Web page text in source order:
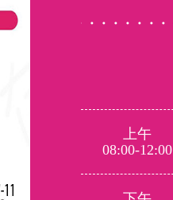
上午
08:00-12:00